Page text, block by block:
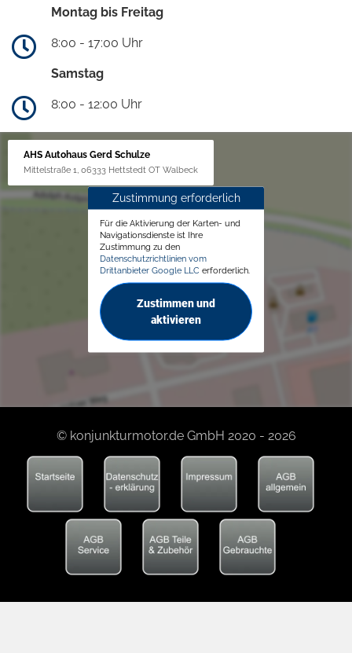
Montag bis Freitag
8:00 - 17:00 Uhr
Samstag
8:00 - 12:00 Uhr
AHS Autohaus Gerd Schulze
Mittelstraße 1, 06333 Hettstedt OT Walbeck
Zustimmung erforderlich
Für die Aktivierung der Karten- und
Navigationsdienste ist Ihre
Zustimmung zu den
Datenschutzrichtlinien vom
Drittanbieter Google LLC erforderlich.
Zustimmen und
aktivieren
© konjunkturmotor.de GmbH 2020 - 2026